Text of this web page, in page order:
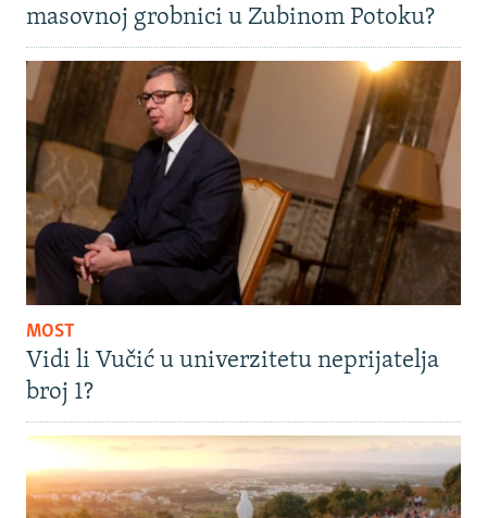
masovnoj grobnici u Zubinom Potoku?
MOST
Vidi li Vučić u univerzitetu neprijatelja
broj 1?